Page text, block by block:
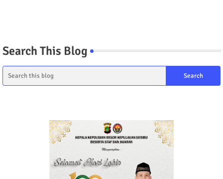
Search This Blog